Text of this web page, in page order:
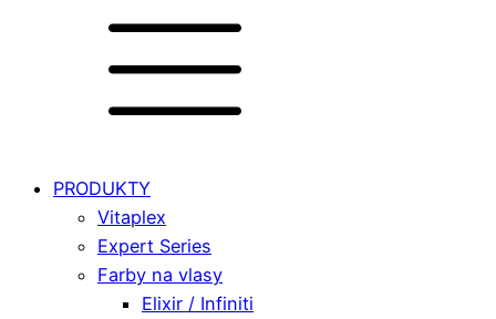
PRODUKTY
Vitaplex
Expert Series
Farby na vlasy
Elixir / Infiniti